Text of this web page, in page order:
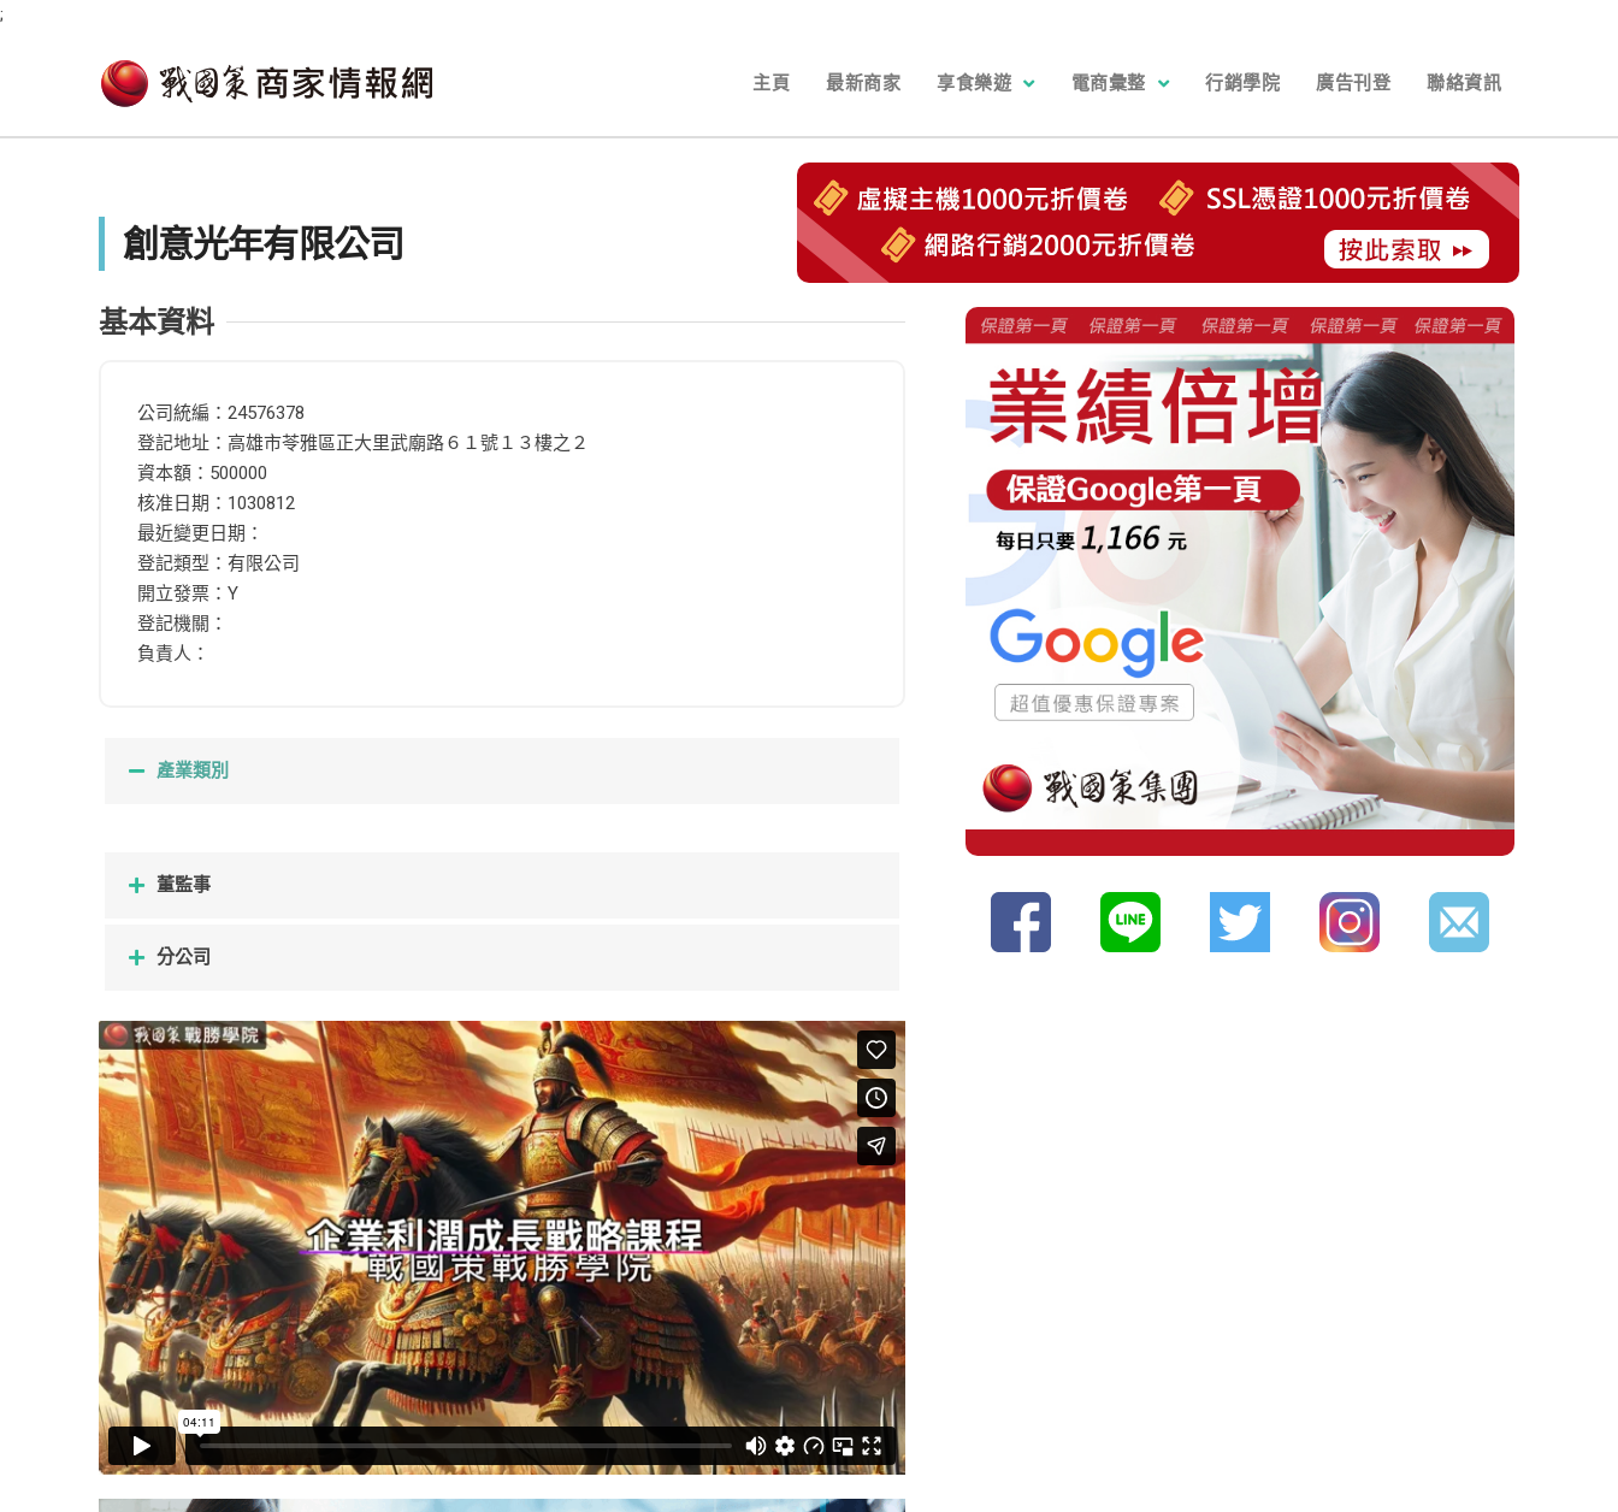
;
主頁 最新商家 享食樂遊 電商彙整 行銷學院 廣告刊登 聯絡資訊
創意光年有限公司
基本資料
公司統編：24576378
登記地址：高雄市苓雅區正大里武廟路６１號１３樓之２
資本額：500000
核准日期：1030812
最近變更日期：
登記類型：有限公司
開立發票：Y
登記機關：
負責人：
產業類別
董監事
分公司